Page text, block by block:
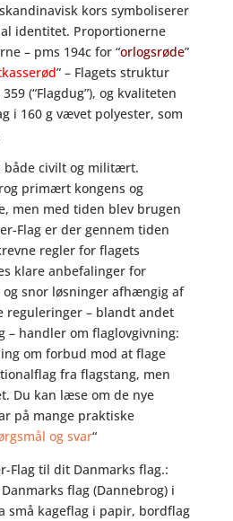
kors symboliserer
identitet. Proportionerne
– pms 194c for “orlogsrøde”
” – Flagets struktur
(“Flagdug”), og kvaliteten
i 160 g vævet polyester, som
både civilt og militært.
primært kongens og
men med tiden blev brugen
Flag er der gennem tiden
regler for flagets
klare anbefalinger for
snor løsninger afhængig af
reguleringer – blandt andet
– handler om flaglovgivning:
om forbud mod at flage
fra flagstang, men
Du kan læse om de nye
på mange praktiske
og svar“
Flag til dit Danmarks flag.:
flag (Dannebrog) i
små kageflag i papir, bordflag